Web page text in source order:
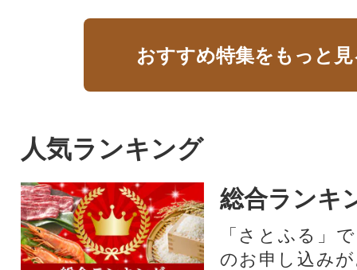
おすすめ特集をもっと
人気ランキング
総合ランキ
「さとふる」
のお申し込み